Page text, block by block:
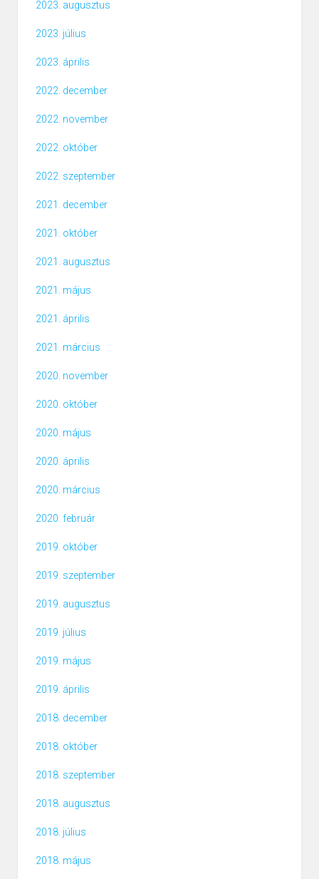
2023. augusztus
2023. július
2023. április
2022. december
2022. november
2022. október
2022. szeptember
2021. december
2021. október
2021. augusztus
2021. május
2021. április
2021. március
2020. november
2020. október
2020. május
2020. április
2020. március
2020. február
2019. október
2019. szeptember
2019. augusztus
2019. július
2019. május
2019. április
2018. december
2018. október
2018. szeptember
2018. augusztus
2018. július
2018. május